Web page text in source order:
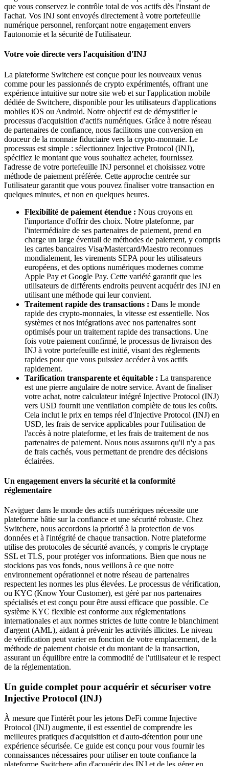
que vous conservez le contrôle total de vos actifs dès l'instant de
l'achat. Vos INJ sont envoyés directement à votre portefeuille
numérique personnel, renforçant notre engagement envers
l'autonomie et la sécurité de l'utilisateur.
Votre voie directe vers l'acquisition d'INJ
La plateforme Switchere est conçue pour les nouveaux venus
comme pour les passionnés de crypto expérimentés, offrant une
expérience intuitive sur notre site web et sur l'application mobile
dédiée de Switchere, disponible pour les utilisateurs d'applications
mobiles iOS ou Android. Notre objectif est de démystifier le
processus d'acquisition d'actifs numériques. Grâce à notre réseau
de partenaires de confiance, nous facilitons une conversion en
douceur de la monnaie fiduciaire vers la crypto-monnaie. Le
processus est simple : sélectionnez Injective Protocol (INJ),
spécifiez le montant que vous souhaitez acheter, fournissez
l'adresse de votre portefeuille INJ personnel et choisissez votre
méthode de paiement préférée. Cette approche centrée sur
l'utilisateur garantit que vous pouvez finaliser votre transaction en
quelques minutes, et non en quelques heures.
Flexibilité de paiement étendue : Nous croyons en
l'importance d'offrir des choix. Notre plateforme, par
l'intermédiaire de ses partenaires de paiement, prend en
charge un large éventail de méthodes de paiement, y compris
les cartes bancaires Visa/Mastercard/Maestro reconnues
mondialement, les virements SEPA pour les utilisateurs
européens, et des options numériques modernes comme
Apple Pay et Google Pay. Cette variété garantit que les
utilisateurs de différents endroits peuvent acquérir des INJ en
utilisant une méthode qui leur convient.
Traitement rapide des transactions : Dans le monde
rapide des crypto-monnaies, la vitesse est essentielle. Nos
systèmes et nos intégrations avec nos partenaires sont
optimisés pour un traitement rapide des transactions. Une
fois votre paiement confirmé, le processus de livraison des
INJ à votre portefeuille est initié, visant des règlements
rapides pour que vous puissiez accéder à vos actifs
rapidement.
Tarification transparente et équitable : La transparence
est une pierre angulaire de notre service. Avant de finaliser
votre achat, notre calculateur intégré Injective Protocol (INJ)
vers USD fournit une ventilation complète de tous les coûts.
Cela inclut le prix en temps réel d'Injective Protocol (INJ) en
USD, les frais de service applicables pour l'utilisation de
l'accès à notre plateforme, et les frais de traitement de nos
partenaires de paiement. Nous nous assurons qu'il n'y a pas
de frais cachés, vous permettant de prendre des décisions
éclairées.
Un engagement envers la sécurité et la conformité
réglementaire
Naviguer dans le monde des actifs numériques nécessite une
plateforme bâtie sur la confiance et une sécurité robuste. Chez
Switchere, nous accordons la priorité à la protection de vos
données et à l'intégrité de chaque transaction. Notre plateforme
utilise des protocoles de sécurité avancés, y compris le cryptage
SSL et TLS, pour protéger vos informations. Bien que nous ne
stockions pas vos fonds, nous veillons à ce que notre
environnement opérationnel et notre réseau de partenaires
respectent les normes les plus élevées. Le processus de vérification,
ou KYC (Know Your Customer), est géré par nos partenaires
spécialisés et est conçu pour être aussi efficace que possible. Ce
système KYC flexible est conforme aux réglementations
internationales et aux normes strictes de lutte contre le blanchiment
d'argent (AML), aidant à prévenir les activités illicites. Le niveau
de vérification peut varier en fonction de votre emplacement, de la
méthode de paiement choisie et du montant de la transaction,
assurant un équilibre entre la commodité de l'utilisateur et le respect
de la réglementation.
Un guide complet pour acquérir et sécuriser votre
Injective Protocol (INJ)
À mesure que l'intérêt pour les jetons DeFi comme Injective
Protocol (INJ) augmente, il est essentiel de comprendre les
meilleures pratiques d'acquisition et d'auto-détention pour une
expérience sécurisée. Ce guide est conçu pour vous fournir les
connaissances nécessaires pour utiliser en toute confiance la
plateforme Switchere afin d'acquérir des INJ et de les gérer en